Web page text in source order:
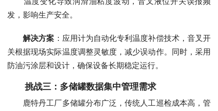
发，影响生产安全。
解决方案 ：应用计为自动化专利温度补偿技术，音叉开
关根据现场实际温度调整灵敏度，减少误动作。同时，采用
防油污涂层和设计，确保设备长期稳定运行。
挑战三：多储罐数据集中管理需求
鹿特丹工厂多储罐分布广泛，传统人工巡检成本高，管